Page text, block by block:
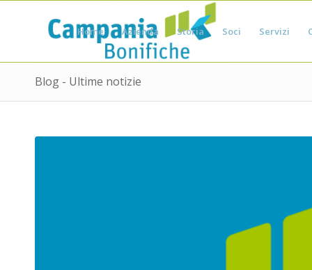
Home Azienda Storia Soci Servizi
Blog - Ultime notizie